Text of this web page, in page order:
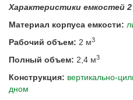
Характеристики емкостей
Материал корпуса емкости:
Рабочий объем: 2 м3
Полный объем: 2,4 м3
Конструкция: вертикально-
дном